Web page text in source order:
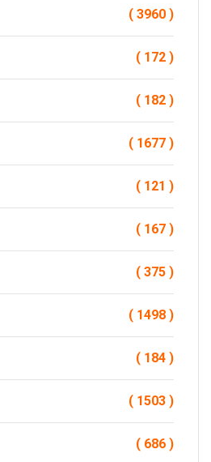
( 3960 )
( 172 )
( 182 )
( 1677 )
( 121 )
( 167 )
( 375 )
( 1498 )
( 184 )
( 1503 )
( 686 )